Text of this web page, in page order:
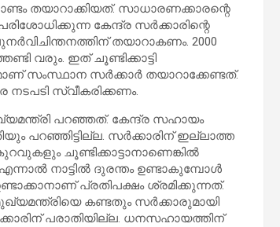
തയാറാക്കിയത്. സാധാരണക്കാരന്റെ
കേന്ദ്ര സര്‍ക്കാരിന്റെ
തയാറാകണം. 2000
വരും. ഇത് ചൂണ്ടിക്കാട്ടി
സംസ്ഥാന സര്‍ക്കാര്‍ തയാറാക്കേണ്ടത്.
നടപടി സ്വീകരിക്കണം.
പറഞ്ഞത്. കേന്ദ്ര സഹായം
പറഞ്ഞിട്ടില്ല. സര്‍ക്കാരിന് ഇല്ലാത്ത
ചൂണ്ടിക്കാട്ടാനാണെങ്കില്‍
നാട്ടില്‍ ദുരന്തം ഉണ്ടാകുമ്പോള്‍
പ്രതിപക്ഷം ശ്രമിക്കുന്നത്.
കണ്ടതും സര്‍ക്കാരുമായി
പരാതിയില്ല. ധനസഹായത്തിന്